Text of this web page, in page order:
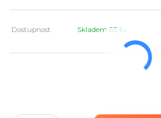
Dostupnost Skladem 83 ks